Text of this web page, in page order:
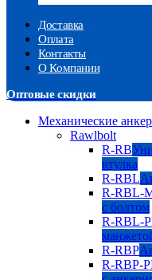
Доставка
Оплата
Контакты
О Компании
Оптовые скидки
Механические
Rawlbolt
R-RB
втулка
R-RBL
R-RBL-
с болтом
R-RBL-
R-RBP
R-RBP-